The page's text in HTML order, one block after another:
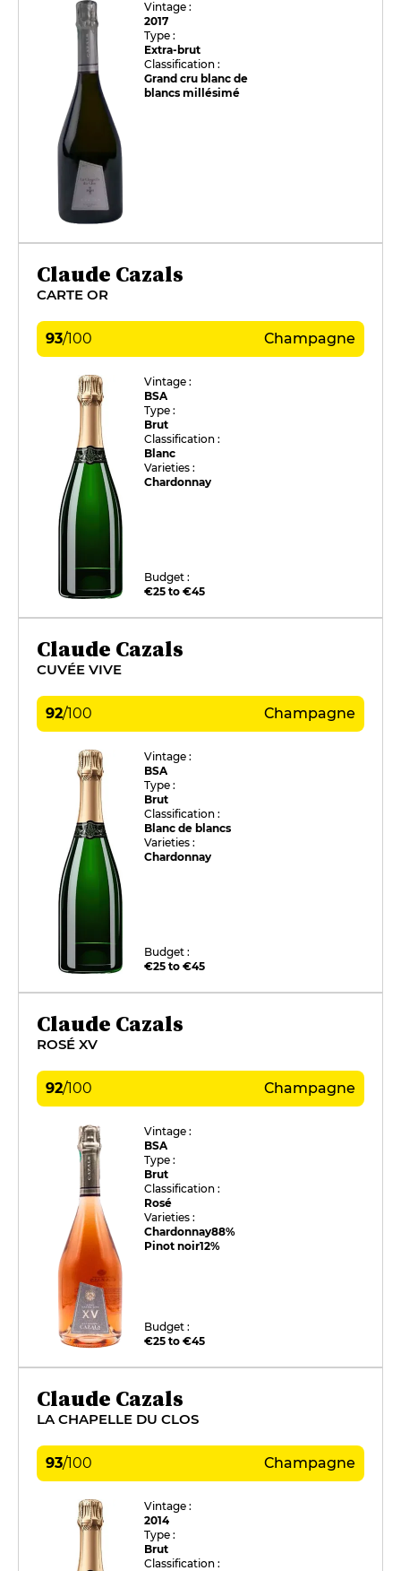
Vintage :
2017
Type :
Extra-brut
Classification :
Grand cru blanc de
blancs millésimé
Claude Cazals
CARTE OR
93/100 Champagne
Vintage :
BSA
Type :
Brut
Classification :
Blanc
Varieties :
Chardonnay
Budget :
€25 to €45
Claude Cazals
CUVÉE VIVE
92/100 Champagne
Vintage :
BSA
Type :
Brut
Classification :
Blanc de blancs
Varieties :
Chardonnay
Budget :
€25 to €45
Claude Cazals
ROSÉ XV
92/100 Champagne
Vintage :
BSA
Type :
Brut
Classification :
Rosé
Varieties :
Chardonnay88%
Pinot noir12%
Budget :
€25 to €45
Claude Cazals
LA CHAPELLE DU CLOS
93/100 Champagne
Vintage :
2014
Type :
Brut
Classification :